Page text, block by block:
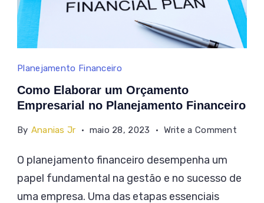
Como
Elaborar
um
no
Planejamento
Financeiro
Planejamento Financeiro
Como Elaborar um Orçamento
Empresarial no Planejamento Financeiro
By Ananias Jr maio 28, 2023 Write a Comment
um
O planejamento financeiro desempenha um
papel fundamental na gestão e no sucesso de
uma empresa. Uma das etapas essenciais